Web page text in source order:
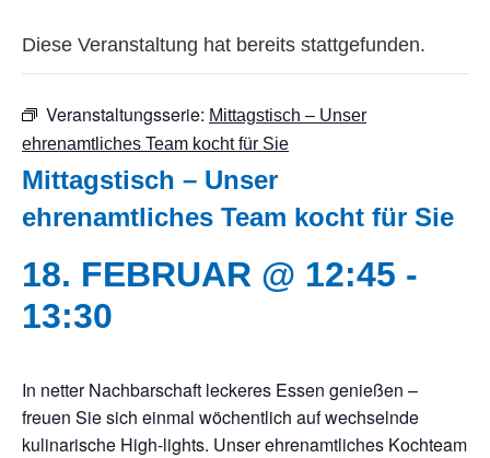
Diese Veranstaltung hat bereits stattgefunden.
Veranstaltungsserie: Mittagstisch – Unser
ehrenamtliches Team kocht für Sie
Mittagstisch – Unser
ehrenamtliches Team kocht für Sie
18. FEBRUAR @ 12:45 -
13:30
In netter Nachbarschaft leckeres Essen genießen –
freuen Sie sich einmal wöchentlich auf wechselnde
kulinarische High-lights. Unser ehrenamtliches Kochteam